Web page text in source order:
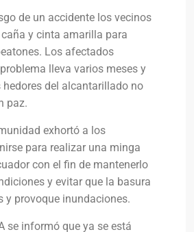
de un accidente los vecinos
y cinta amarilla para
Los afectados
lleva varios meses y
hedores del alcantarillado no
paz.
exhortó a los
para realizar una minga
con el fin de mantenerlo
y evitar que la basura
y provoque inundaciones.
se informó que ya se está